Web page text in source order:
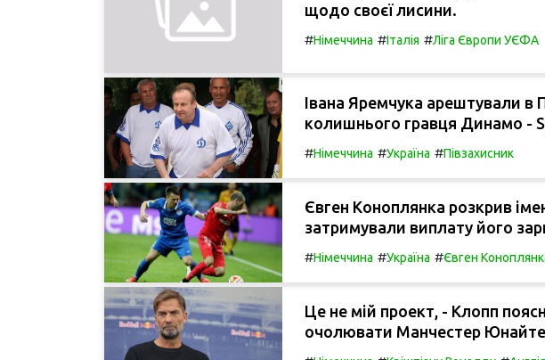
щодо своєї лисини.
#Німеччина #Італія #Ліга Європи УЄФА
Івана Яремчука арештували в
колишнього гравця Динамо -
#Німеччина #Україна #Півзахисник
Євген Коноплянка розкрив
затримували виплату його
#Німеччина #Україна #Євген
Це не мій проект, - Клопп
очолювати Манчестер